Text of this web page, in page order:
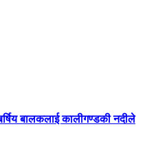
बालकलाई कालीगण्डकी नदीले